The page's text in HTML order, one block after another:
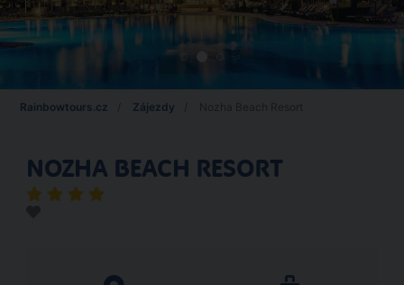
Rainbowtours.cz Zájezdy
NOZHA BEACH RESORT